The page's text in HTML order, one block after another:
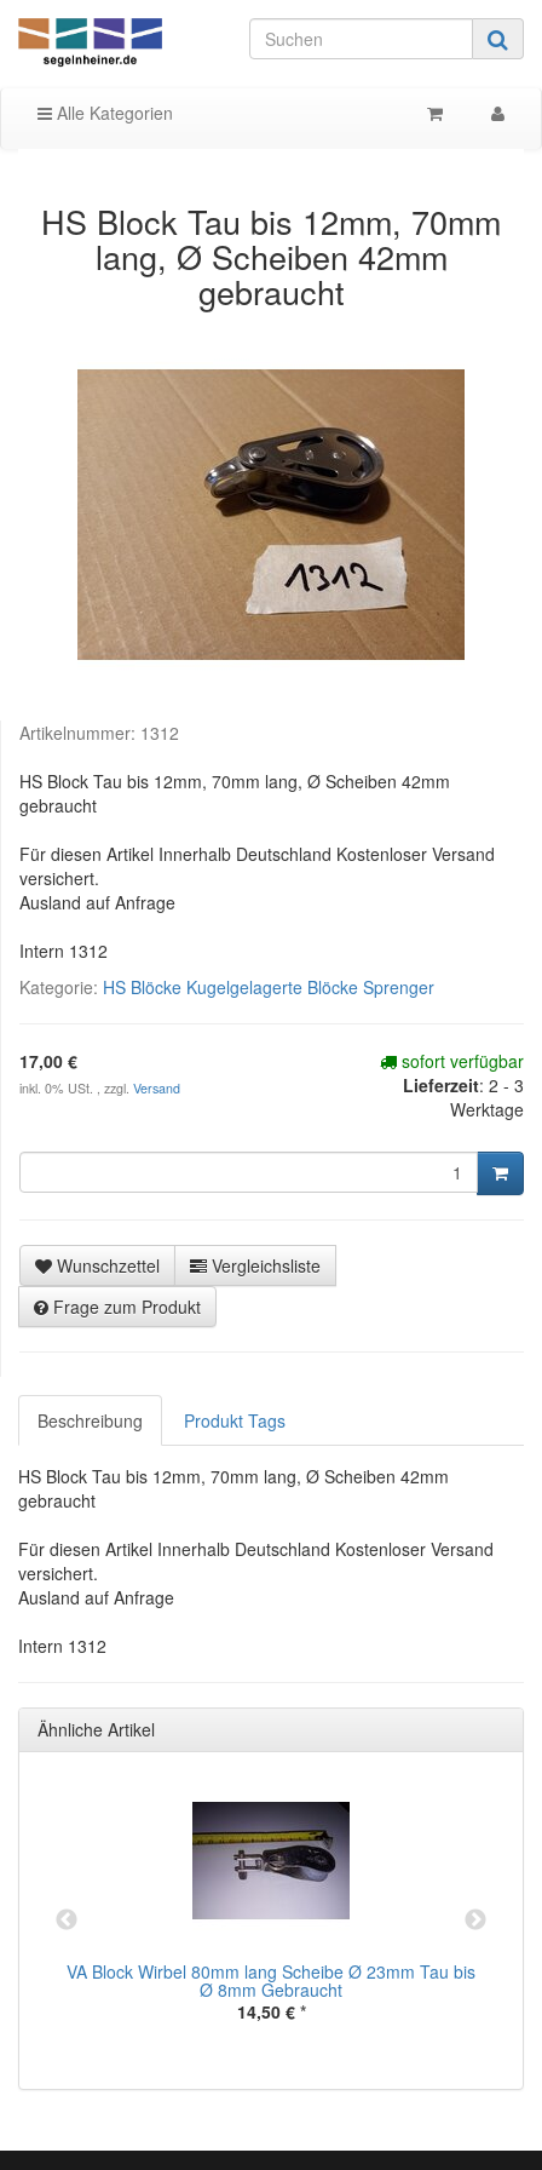
Alle Kategorien
HS Block Tau bis 12mm, 70mm
lang, Ø Scheiben 42mm
gebraucht
Artikelnummer: 1312
HS Block Tau bis 12mm, 70mm lang, Ø Scheiben 42mm
gebraucht
Für diesen Artikel Innerhalb Deutschland Kostenloser Versand
versichert.
Ausland auf Anfrage
Intern 1312
Kategorie: HS Blöcke Kugelgelagerte Blöcke Sprenger
17,00 €
inkl. 0% USt. , zzgl. Versand
sofort verfügbar
Lieferzeit: 2 - 3
Werktage
Wunschzettel
Vergleichsliste
Frage zum Produkt
Beschreibung Produkt Tags
HS Block Tau bis 12mm, 70mm lang, Ø Scheiben 42mm
gebraucht
Für diesen Artikel Innerhalb Deutschland Kostenloser Versand
versichert.
Ausland auf Anfrage
Intern 1312
Ähnliche Artikel
VA Block Wirbel 80mm lang Scheibe Ø 23mm Tau bis
Ø 8mm Gebraucht
14,50 € *